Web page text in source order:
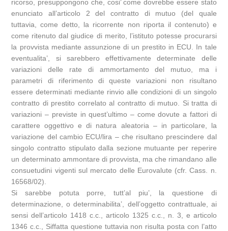
ricorso, presuppongono che, cosi’ come dovrebbe essere stato
enunciato all’articolo 2 del contratto di mutuo (del quale
tuttavia, come detto, la ricorrente non riporta il contenuto) e
come ritenuto dal giudice di merito, l’istituto potesse procurarsi
la provvista mediante assunzione di un prestito in ECU. In tale
eventualita’, si sarebbero effettivamente determinate delle
variazioni delle rate di ammortamento del mutuo, ma i
parametri di riferimento di queste variazioni non risultano
essere determinati mediante rinvio alle condizioni di un singolo
contratto di prestito correlato al contratto di mutuo. Si tratta di
variazioni – previste in quest’ultimo – come dovute a fattori di
carattere oggettivo e di natura aleatoria – in particolare, la
variazione del cambio ECU/lira – che risultano prescindere dal
singolo contratto stipulato dalla sezione mutuante per reperire
un determinato ammontare di provvista, ma che rimandano alle
consuetudini vigenti sul mercato delle Eurovalute (cfr. Cass. n.
16568/02).
Si sarebbe potuta porre, tutt’al piu’, la questione di
determinazione, o determinabilita’, dell’oggetto contrattuale, ai
sensi dell’articolo 1418 c.c., articolo 1325 c.c., n. 3, e articolo
1346 c.c., Siffatta questione tuttavia non risulta posta con l’atto